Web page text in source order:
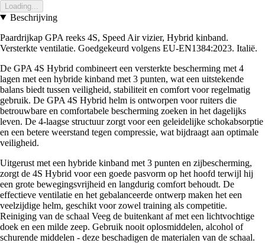
Loading...
Beschrijving
Paardrijkap GPA reeks 4S, Speed Air vizier, Hybrid kinband.
Versterkte ventilatie. Goedgekeurd volgens EU-EN1384:2023. Italië.
De GPA 4S Hybrid combineert een versterkte bescherming met 4
lagen met een hybride kinband met 3 punten, wat een uitstekende
balans biedt tussen veiligheid, stabiliteit en comfort voor regelmatig
gebruik. De GPA 4S Hybrid helm is ontworpen voor ruiters die
betrouwbare en comfortabele bescherming zoeken in het dagelijks
leven. De 4-laagse structuur zorgt voor een geleidelijke schokabsorptie
en een betere weerstand tegen compressie, wat bijdraagt aan optimale
veiligheid.
Uitgerust met een hybride kinband met 3 punten en zijbescherming,
zorgt de 4S Hybrid voor een goede pasvorm op het hoofd terwijl hij
een grote bewegingsvrijheid en langdurig comfort behoudt. De
effectieve ventilatie en het gebalanceerde ontwerp maken het een
veelzijdige helm, geschikt voor zowel training als competitie.
Reiniging van de schaal Veeg de buitenkant af met een lichtvochtige
doek en een milde zeep. Gebruik nooit oplosmiddelen, alcohol of
schurende middelen - deze beschadigen de materialen van de schaal.